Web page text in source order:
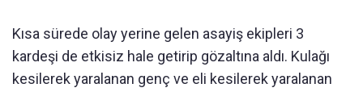
Kısa sürede olay yerine gelen asayiş ekipleri 3
kardeşi de etkisiz hale getirip gözaltına aldı. Kulağı
kesilerek yaralanan genç ve eli kesilerek yaralanan